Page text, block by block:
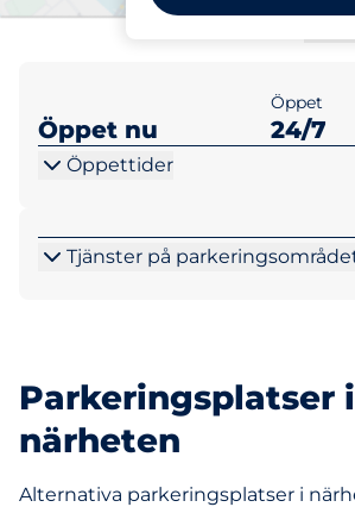
Öppet nu
Öppet
24/7
Öppettider
Tjänster på
Parkeringsplatser i
närheten
Alternativa parkeringsplatser i